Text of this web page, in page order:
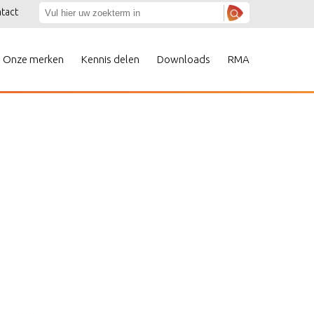
Onze merken Kennis delen Downloads RMA